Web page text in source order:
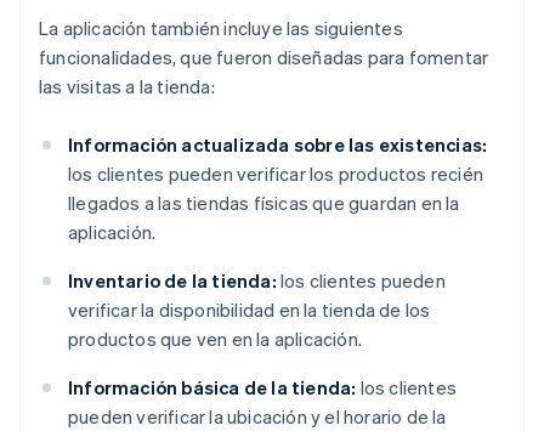
La aplicación también incluye las siguientes
funcionalidades, que fueron diseñadas para fomentar
las visitas a la tienda:
Información actualizada sobre las existencias:
los clientes pueden verificar los productos recién
llegados a las tiendas físicas que guardan en la
aplicación.
Inventario de la tienda: los clientes pueden
verificar la disponibilidad en la tienda de los
productos que ven en la aplicación.
Información básica de la tienda: los clientes
pueden verificar la ubicación y el horario de la